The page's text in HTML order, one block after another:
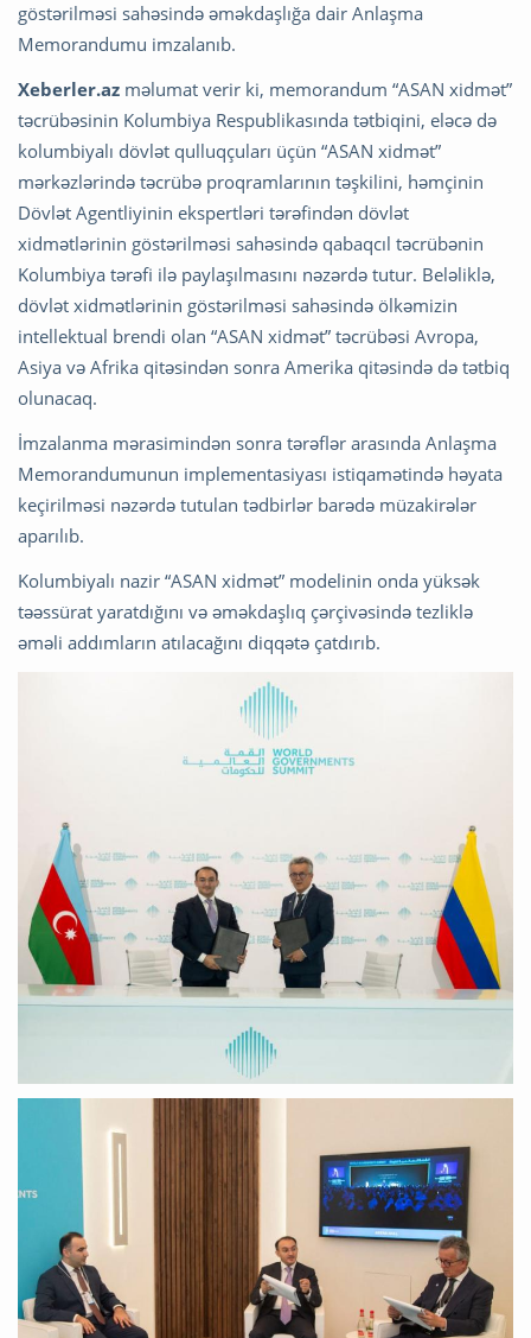
göstərilməsi sahəsində əməkdaşlığa dair Anlaşma
Memorandumu imzalanıb.
Xeberler.az məlumat verir ki, memorandum “ASAN xidmət”
təcrübəsinin Kolumbiya Respublikasında tətbiqini, eləcə də
kolumbiyalı dövlət qulluqçuları üçün “ASAN xidmət”
mərkəzlərində təcrübə proqramlarının təşkilini, həmçinin
Dövlət Agentliyinin ekspertləri tərəfindən dövlət
xidmətlərinin göstərilməsi sahəsində qabaqcıl təcrübənin
Kolumbiya tərəfi ilə paylaşılmasını nəzərdə tutur. Beləliklə,
dövlət xidmətlərinin göstərilməsi sahəsində ölkəmizin
intellektual brendi olan “ASAN xidmət” təcrübəsi Avropa,
Asiya və Afrika qitəsindən sonra Amerika qitəsində də tətbiq
olunacaq.
İmzalanma mərasimindən sonra tərəflər arasında Anlaşma
Memorandumunun implementasiyası istiqamətində həyata
keçirilməsi nəzərdə tutulan tədbirlər barədə müzakirələr
aparılıb.
Kolumbiyalı nazir “ASAN xidmət” modelinin onda yüksək
təəssürat yaratdığını və əməkdaşlıq çərçivəsində tezliklə
əməli addımların atılacağını diqqətə çatdırıb.